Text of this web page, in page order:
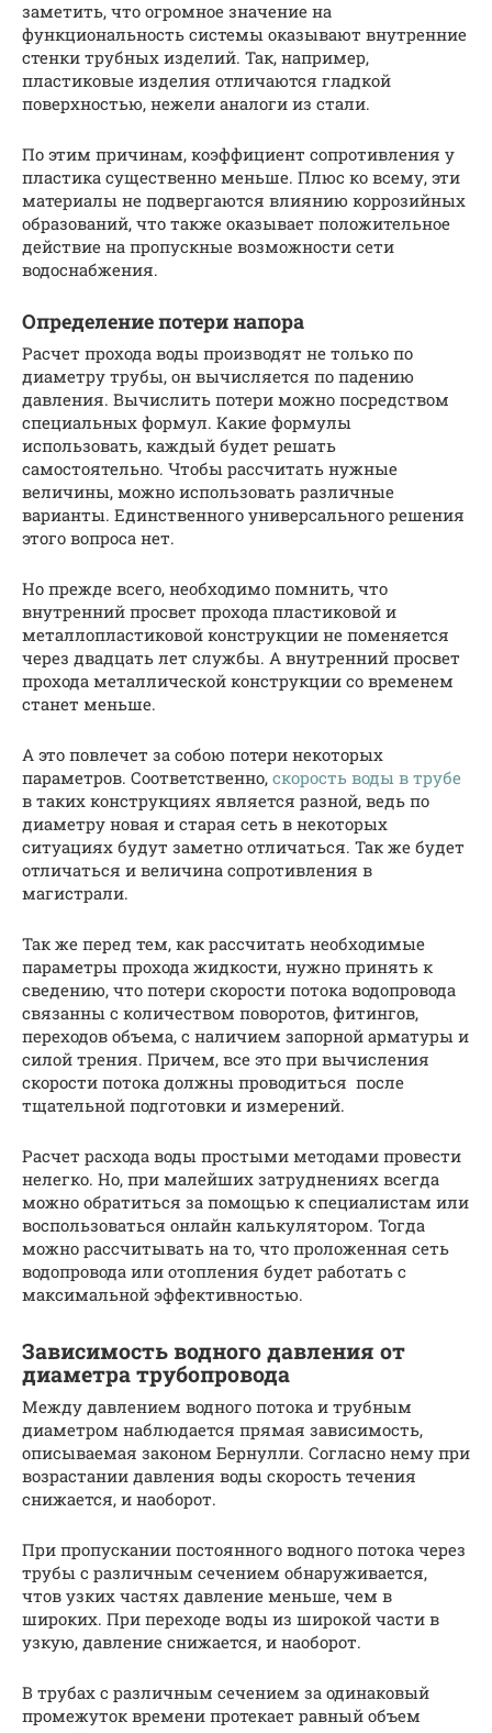
заметить, что огромное значение на
функциональность системы оказывают внутренние
стенки трубных изделий. Так, например,
пластиковые изделия отличаются гладкой
поверхностью, нежели аналоги из стали.
По этим причинам, коэффициент сопротивления у
пластика существенно меньше. Плюс ко всему, эти
материалы не подвергаются влиянию коррозийных
образований, что также оказывает положительное
действие на пропускные возможности сети
водоснабжения.
Определение потери напора
Расчет прохода воды производят не только по
диаметру трубы, он вычисляется по падению
давления. Вычислить потери можно посредством
специальных формул. Какие формулы
использовать, каждый будет решать
самостоятельно. Чтобы рассчитать нужные
величины, можно использовать различные
варианты. Единственного универсального решения
этого вопроса нет.
Но прежде всего, необходимо помнить, что
внутренний просвет прохода пластиковой и
металлопластиковой конструкции не поменяется
через двадцать лет службы. А внутренний просвет
прохода металлической конструкции со временем
станет меньше.
А это повлечет за собою потери некоторых
параметров. Соответственно, скорость воды в трубе
в таких конструкциях является разной, ведь по
диаметру новая и старая сеть в некоторых
ситуациях будут заметно отличаться. Так же будет
отличаться и величина сопротивления в
магистрали.
Так же перед тем, как рассчитать необходимые
параметры прохода жидкости, нужно принять к
сведению, что потери скорости потока водопровода
связанны с количеством поворотов, фитингов,
переходов объема, с наличием запорной арматуры и
силой трения. Причем, все это при вычисления
скорости потока должны проводиться после
тщательной подготовки и измерений.
Расчет расхода воды простыми методами провести
нелегко. Но, при малейших затруднениях всегда
можно обратиться за помощью к специалистам или
воспользоваться онлайн калькулятором. Тогда
можно рассчитывать на то, что проложенная сеть
водопровода или отопления будет работать с
максимальной эффективностью.
Зависимость водного давления от
диаметра трубопровода
Между давлением водного потока и трубным
диаметром наблюдается прямая зависимость,
описываемая законом Бернулли. Согласно нему при
возрастании давления воды скорость течения
снижается, и наоборот.
При пропускании постоянного водного потока через
трубы с различным сечением обнаруживается,
чтов узких частях давление меньше, чем в
широких. При переходе воды из широкой части в
узкую, давление снижается, и наоборот.
В трубах с различным сечением за одинаковый
промежуток времени протекает равный объем